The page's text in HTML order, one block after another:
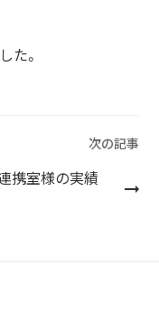
た。
次の記事
携室様の実績